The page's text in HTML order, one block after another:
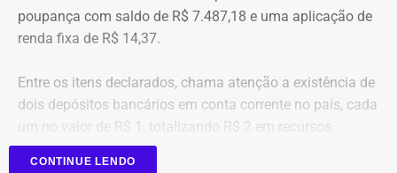
poupança com saldo de R$ 7.487,18 e uma aplicação de
renda fixa de R$ 14,37.
Entre os itens declarados, chama atenção a existência de
dois depósitos bancários em conta corrente no país, cada
um no valor de R$ 1, totalizando R$ 2 em recursos
mantidos em contas correntes.
CONTINUE LENDO